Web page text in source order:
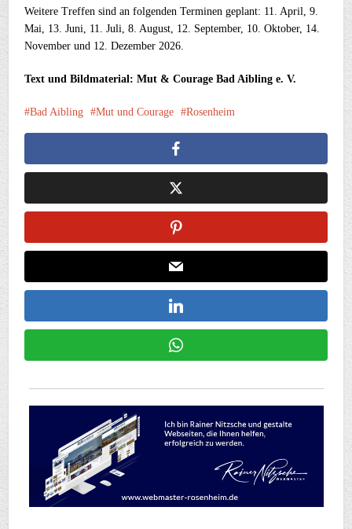
Weitere Treffen sind an folgenden Terminen geplant: 11. April, 9.
Mai, 13. Juni, 11. Juli, 8. August, 12. September, 10. Oktober, 14.
November und 12. Dezember 2026.
Text und Bildmaterial: Mut & Courage Bad Aibling e. V.
Bad Aibling Mut und Courage Rosenheim